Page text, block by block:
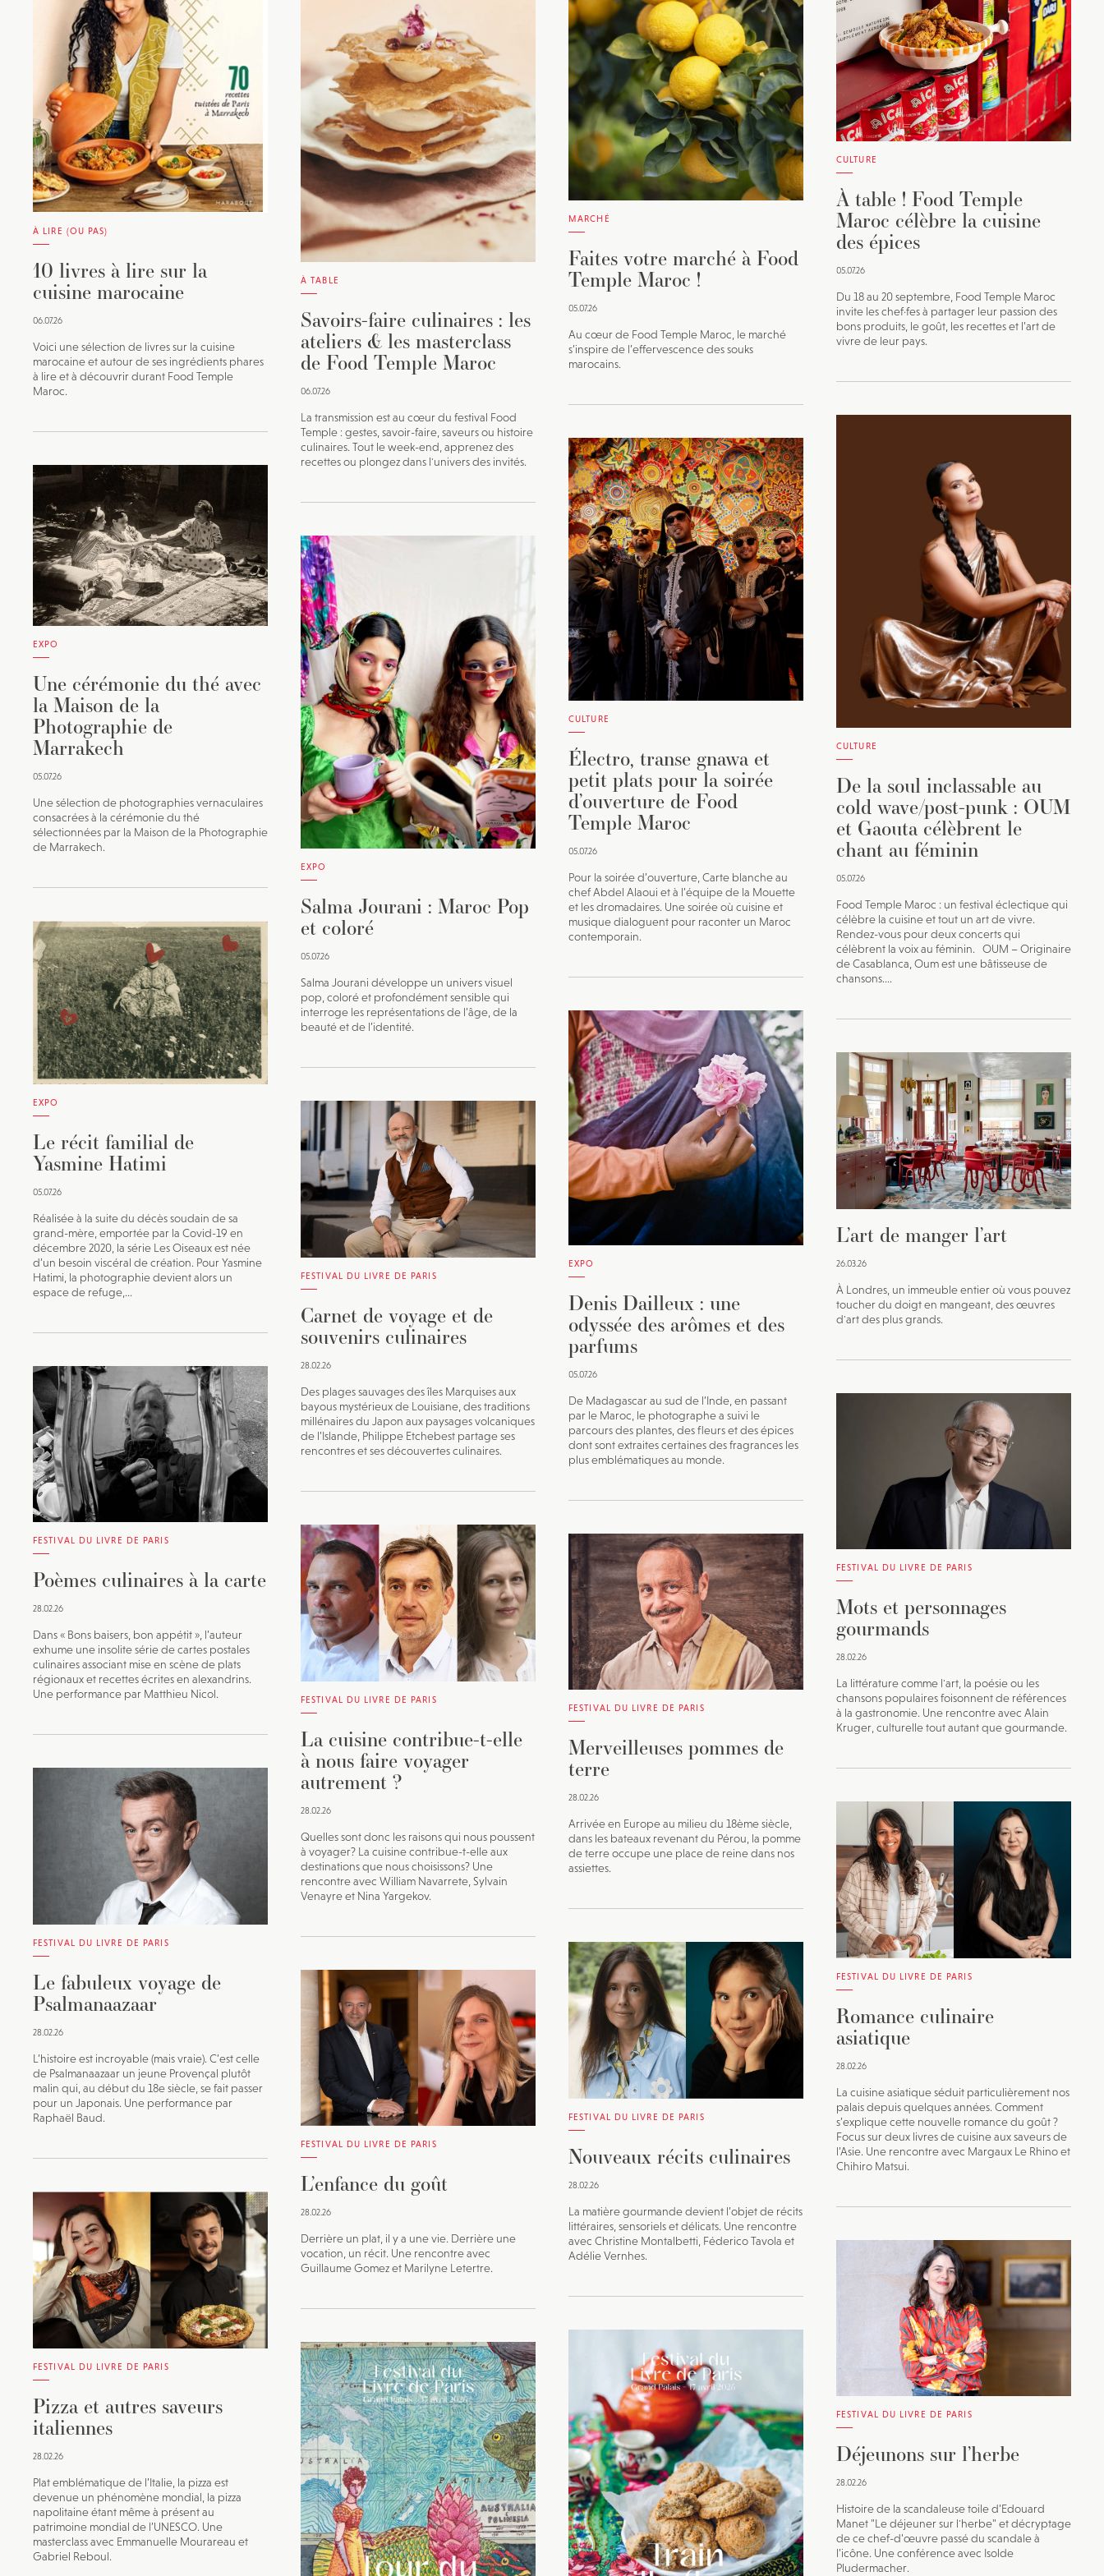
À LIRE (OU PAS)
10 livres à lire sur la
cuisine marocaine
06.07.26
Voici une sélection de livres sur la cuisine
marocaine et autour de ses ingrédients phares
à lire et à découvrir durant Food Temple
Maroc.
À TABLE
Savoirs-faire culinaires : les
ateliers & les masterclass
de Food Temple Maroc
06.07.26
La transmission est au cœur du festival Food
Temple : gestes, savoir-faire, saveurs ou histoire
culinaires. Tout le week-end, apprenez des
recettes ou plongez dans l'univers des invités.
MARCHÉ
Faites votre marché à Food
Temple Maroc !
05.07.26
Au cœur de Food Temple Maroc, le marché
s’inspire de l’effervescence des souks
marocains.
CULTURE
À table ! Food Temple
Maroc célèbre la cuisine
des épices
05.07.26
Du 18 au 20 septembre, Food Temple Maroc
invite les chef·fes à partager leur passion des
bons produits, le goût, les recettes et l’art de
vivre de leur pays.
CULTURE
De la soul inclassable au
cold wave/post-punk : OUM
et Gaouta célèbrent le
chant au féminin
05.07.26
Food Temple Maroc : un festival éclectique qui
célèbre la cuisine et tout un art de vivre.
Rendez-vous pour deux concerts qui
célèbrent la voix au féminin. OUM – Originaire
de Casablanca, Oum est une bâtisseuse de
chansons....
CULTURE
Électro, transe gnawa et
petit plats pour la soirée
d’ouverture de Food
Temple Maroc
05.07.26
Pour la soirée d’ouverture, Carte blanche au
chef Abdel Alaoui et à l’équipe de la Mouette
et les dromadaires. Une soirée où cuisine et
musique dialoguent pour raconter un Maroc
contemporain.
EXPO
Une cérémonie du thé avec
la Maison de la
Photographie de
Marrakech
05.07.26
Une sélection de photographies vernaculaires
consacrées à la cérémonie du thé
sélectionnées par la Maison de la Photographie
de Marrakech.
EXPO
Salma Jourani : Maroc Pop
et coloré
05.07.26
Salma Jourani développe un univers visuel
pop, coloré et profondément sensible qui
interroge les représentations de l’âge, de la
beauté et de l’identité.
EXPO
Le récit familial de
Yasmine Hatimi
05.07.26
Réalisée à la suite du décès soudain de sa
grand-mère, emportée par la Covid-19 en
décembre 2020, la série Les Oiseaux est née
d’un besoin viscéral de création. Pour Yasmine
Hatimi, la photographie devient alors un
espace de refuge,...
EXPO
Denis Dailleux : une
odyssée des arômes et des
parfums
05.07.26
De Madagascar au sud de l’Inde, en passant
par le Maroc, le photographe a suivi le
parcours des plantes, des fleurs et des épices
dont sont extraites certaines des fragrances les
plus emblématiques au monde.
L’art de manger l’art
26.03.26
À Londres, un immeuble entier où vous pouvez
toucher du doigt en mangeant, des œuvres
d'art des plus grands.
FESTIVAL DU LIVRE DE PARIS
Carnet de voyage et de
souvenirs culinaires
28.02.26
Des plages sauvages des îles Marquises aux
bayous mystérieux de Louisiane, des traditions
millénaires du Japon aux paysages volcaniques
de l’Islande, Philippe Etchebest partage ses
rencontres et ses découvertes culinaires.
FESTIVAL DU LIVRE DE PARIS
Poèmes culinaires à la carte
28.02.26
Dans « Bons baisers, bon appétit », l’auteur
exhume une insolite série de cartes postales
culinaires associant mise en scène de plats
régionaux et recettes écrites en alexandrins.
Une performance par Matthieu Nicol.
FESTIVAL DU LIVRE DE PARIS
Mots et personnages
gourmands
28.02.26
La littérature comme l'art, la poésie ou les
chansons populaires foisonnent de références
à la gastronomie. Une rencontre avec Alain
Kruger, culturelle tout autant que gourmande.
FESTIVAL DU LIVRE DE PARIS
La cuisine contribue-t-elle
à nous faire voyager
autrement ?
28.02.26
Quelles sont donc les raisons qui nous poussent
à voyager? La cuisine contribue-t-elle aux
destinations que nous choisissons? Une
rencontre avec William Navarrete, Sylvain
Venayre et Nina Yargekov.
FESTIVAL DU LIVRE DE PARIS
Merveilleuses pommes de
terre
28.02.26
Arrivée en Europe au milieu du 18ème siècle,
dans les bateaux revenant du Pérou, la pomme
de terre occupe une place de reine dans nos
assiettes.
FESTIVAL DU LIVRE DE PARIS
Le fabuleux voyage de
Psalmanaazaar
28.02.26
L’histoire est incroyable (mais vraie). C’est celle
de Psalmanaazaar un jeune Provençal plutôt
malin qui, au début du 18e siècle, se fait passer
pour un Japonais. Une performance par
Raphaël Baud.
FESTIVAL DU LIVRE DE PARIS
Romance culinaire
asiatique
28.02.26
La cuisine asiatique séduit particulièrement nos
palais depuis quelques années. Comment
s’explique cette nouvelle romance du goût ?
Focus sur deux livres de cuisine aux saveurs de
l’Asie. Une rencontre avec Margaux Le Rhino et
Chihiro Matsui.
FESTIVAL DU LIVRE DE PARIS
Nouveaux récits culinaires
28.02.26
La matière gourmande devient l’objet de récits
littéraires, sensoriels et délicats. Une rencontre
avec Christine Montalbetti, Féderico Tavola et
Adélie Vernhes.
FESTIVAL DU LIVRE DE PARIS
L’enfance du goût
28.02.26
Derrière un plat, il y a une vie. Derrière une
vocation, un récit. Une rencontre avec
Guillaume Gomez et Marilyne Letertre.
FESTIVAL DU LIVRE DE PARIS
Pizza et autres saveurs
italiennes
28.02.26
Plat emblématique de l’Italie, la pizza est
devenue un phénomène mondial, la pizza
napolitaine étant même à présent au
patrimoine mondial de l’UNESCO. Une
masterclass avec Emmanuelle Mourareau et
Gabriel Reboul.
FESTIVAL DU LIVRE DE PARIS
Déjeunons sur l’herbe
28.02.26
Histoire de la scandaleuse toile d’Edouard
Manet "Le déjeuner sur l'herbe" et décryptage
de ce chef-d’œuvre passé du scandale à
l’icône. Une conférence avec Isolde
Pludermacher.
JE M'INSCRIS À LA NEWSLETTER
Pour recevoir toutes les deux semaines notre lettre d’info avec une
sélection d’articles …